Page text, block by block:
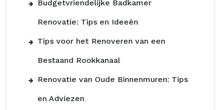
Budgetvriendelijke Badkamer
Renovatie: Tips en Ideeën
Tips voor het Renoveren van een
Bestaand Rookkanaal
Renovatie van Oude Binnenmuren: Tips
en Adviezen